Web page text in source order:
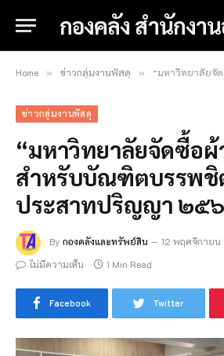
กองคลัง สำนักงา
Home » ข่าวกลุ่มงานพัสดุ » “มหาวิทยาลัยจัดซื้อผ้าไตรจีวร สำห
ข่าวกลุ่มงานพัสดุ
“มหาวิทยาลัยจัดซื้อผ้
สำหรับบัณฑิตบรรพชิ
ประสาทปริญญา ๒๕
By กองคลังและทรัพย์สิน
12 พฤศจิกาย
ไม่มีความเห็น
1 Min Read
Facebook Twitter